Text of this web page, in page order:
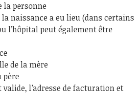
la personne
la naissance a eu lieu (dans certains
l’hôpital peut également être
de la mère
père
l’adresse de facturation et